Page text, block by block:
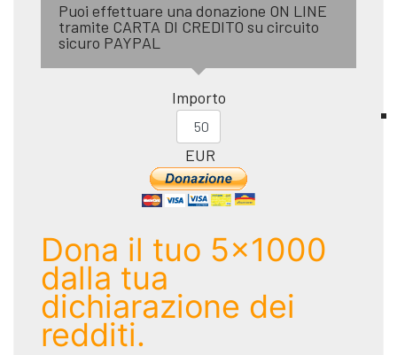
Puoi effettuare una donazione ON LINE
tramite CARTA DI CREDITO su circuito
sicuro PAYPAL
Importo
EUR
Dona il tuo 5x1000
dalla tua
dichiarazione dei
redditi.